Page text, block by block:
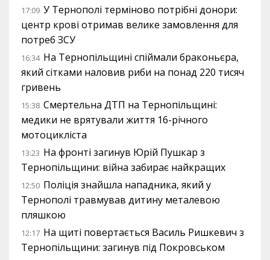
17:09 У Тернополі терміново потрібні донори:
центр крові отримав велике замовлення для
потреб ЗСУ
16:34 На Тернопільщині спіймали браконьєра,
який сітками наловив риби на понад 220 тисяч
гривень
15:38 Смертельна ДТП на Тернопільщині:
медики не врятували життя 16-річного
мотоцикліста
13:23 На фронті загинув Юрій Пушкар з
Тернопільщини: війна забирає найкращих
12:50 Поліція знайшла нападника, який у
Тернополі травмував дитину металевою
пляшкою
12:17 На щиті повертається Василь Ришкевич з
Тернопільщини: загинув під Покровськом